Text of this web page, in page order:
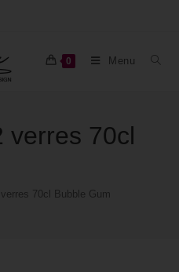
0 Menu
verres 70cl
70cl Bubble Gum